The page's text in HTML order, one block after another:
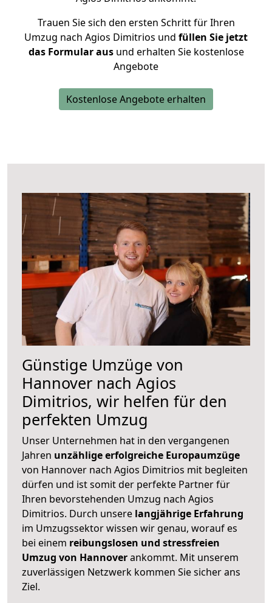
Trauen Sie sich den ersten Schritt für Ihren
Umzug nach Agios Dimitrios und füllen Sie jetzt
das Formular ausund erhalten Sie kostenlose
Angebote
Kostenlose Angebote erhalten
Günstige Umzüge von
Hannover nach Agios
Dimitrios, wir helfen für den
perfekten Umzug
Unser Unternehmen hat in den vergangenen
Jahren unzählige erfolgreiche Europaumzüge
von Hannover nach Agios Dimitrios mit begleiten
dürfen und ist somit der perfekte Partner für
Ihren bevorstehenden Umzug nach Agios
Dimitrios. Durch unsere langjährige Erfahrung
im Umzugssektor wissen wir genau, worauf es
bei einem reibungslosen und stressfreien
Umzug von Hannoverankommt. Mit unserem
zuverlässigen Netzwerk kommen Sie sicher ans
Ziel.